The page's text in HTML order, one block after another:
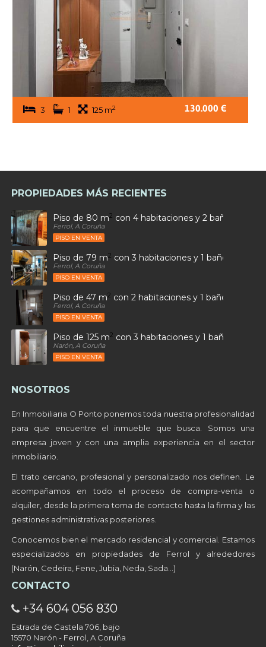
3 1 125 m2 130.000 €
PROPIEDADES MÁS RECIENTES
Piso de 80 m2 con 4 habitaciones y 2 baños en
Ferrol, A Coruña
PISO EN VENTA
Piso de 79 m2 con 3 habitaciones y 1 baños en
Ferrol, A Coruña
PISO EN VENTA
Piso de 47 m2 con 2 habitaciones y 1 baños en
Ferrol, A Coruña
PISO EN VENTA
Piso de 125 m2 con 3 habitaciones y 1 baños en
Narón, A Coruña
PISO EN VENTA
NOSOTROS
En Inmobiliaria O Ponto ponemos toda nuestra profesionalidad
para que encuentre el inmueble que busca. Somos una
empresa joven y con una amplia experiencia en el sector
inmobiliario.
El trato cercano, profesional y personalizado nos definen. Le
acompañamos en todo el proceso de compra-venta o
alquiler, desde la primera toma de contacto hasta la firma y las
gestiones administrativas posteriores.
Conocemos bien el mercado residencial y comercial. Estamos
especializados en propiedades de Ferrol y alrededores
(Narón, Cedeira, Fene, Jubia, Neda, Sada…)
CONTACTO
+34 604 056 830
Estrada de Castela 706, bajo
15570 Narón - Ferrol, A Coruña